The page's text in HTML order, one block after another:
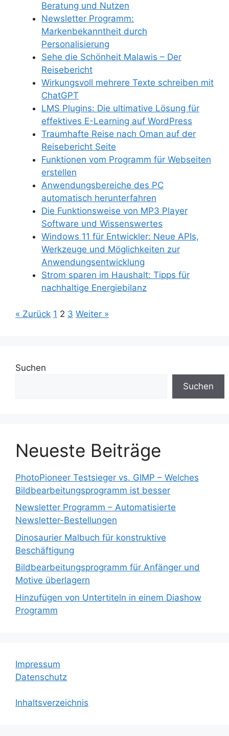
Beratung und Nutzen
Newsletter Programm:
Markenbekanntheit durch
Personalisierung
Sehe die Schönheit Malawis – Der
Reisebericht
Wirkungsvoll mehrere Texte schreiben mit
ChatGPT
LMS Plugins: Die ultimative Lösung für
effektives E-Learning auf WordPress
Traumhafte Reise nach Oman auf der
Reisebericht Seite
Funktionen vom Programm für Webseiten
erstellen
Anwendungsbereiche des PC
automatisch herunterfahren
Die Funktionsweise von MP3 Player
Software und Wissenswertes
Windows 11 für Entwickler: Neue APIs,
Werkzeuge und Möglichkeiten zur
Anwendungsentwicklung
Strom sparen im Haushalt: Tipps für
nachhaltige Energiebilanz
« Zurück 1 2 3 Weiter »
Suchen
Suchen
Neueste Beiträge
PhotoPioneer Testsieger vs. GIMP – Welches
Bildbearbeitungsprogramm ist besser
Newsletter Programm – Automatisierte
Newsletter-Bestellungen
Dinosaurier Malbuch für konstruktive
Beschäftigung
Bildbearbeitungsprogramm für Anfänger und
Motive überlagern
Hinzufügen von Untertiteln in einem Diashow
Programm
Impressum
Datenschutz
Inhaltsverzeichnis